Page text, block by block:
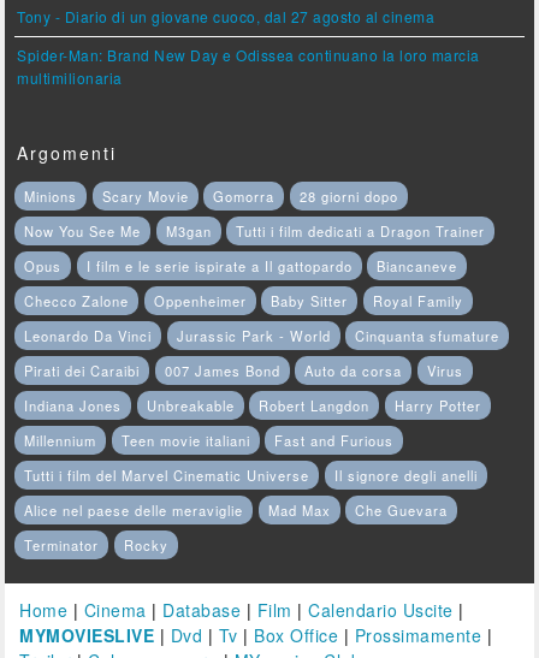
Tony - Diario di un giovane cuoco, dal 27 agosto al cinema
Spider-Man: Brand New Day e Odissea continuano la loro marcia
multimilionaria
Argomenti
Minions Scary Movie Gomorra
28 giorni dopo
Now You See Me
M3gan
Tutti i film dedicati a Dragon Trainer
Opus
I film e le serie ispirate a Il gattopardo
Biancaneve
Checco Zalone
Oppenheimer Baby Sitter
Royal Family
Leonardo Da Vinci
Jurassic Park - World
Cinquanta sfumature
Pirati dei Caraibi
007 James Bond Auto da corsa
Virus
Indiana Jones
Unbreakable Robert Langdon
Harry Potter
Millennium
Teen movie italiani
Fast and Furious
Tutti i film del Marvel Cinematic Universe
Il signore degli anelli
Alice nel paese delle meraviglie
Mad Max
Che Guevara
Terminator
Rocky
Home | Cinema | Database | Film |Calendario Uscite |
MYMOVIESLIVE | Dvd | Tv | Box Office | Prossimamente |